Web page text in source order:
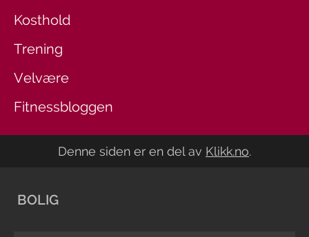
Kosthold
Trening
Velvære
Fitnessbloggen
Denne siden er en del av Klikk.no.
BOLIG